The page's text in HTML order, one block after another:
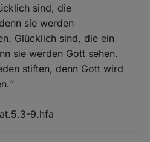
sind, die
sie werden
Glücklich sind, die ein
sie werden Gott sehen.
stiften, denn Gott wird
9.hfa